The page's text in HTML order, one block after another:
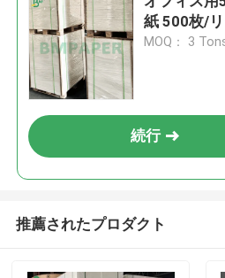
紙 500枚/
MOQ： 3
続行
推薦されたプロダクト